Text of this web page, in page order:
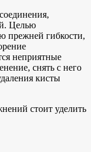
Целью
прежней гибкости,
неприятные
снять с него
кисты
стоит уделить